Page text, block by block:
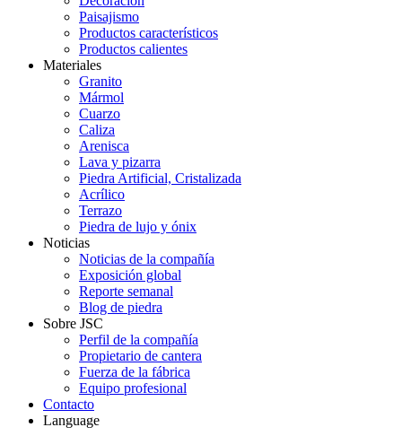
Paisajismo
Productos característicos
Productos calientes
Materiales
Granito
Mármol
Cuarzo
Caliza
Arenisca
Lava y pizarra
Piedra Artificial, Cristalizada
Acrílico
Terrazo
Piedra de lujo y ónix
Noticias
Noticias de la compañía
Exposición global
Reporte semanal
Blog de piedra
Sobre JSC
Perfil de la compañía
Propietario de cantera
Fuerza de la fábrica
Equipo profesional
Contacto
Language